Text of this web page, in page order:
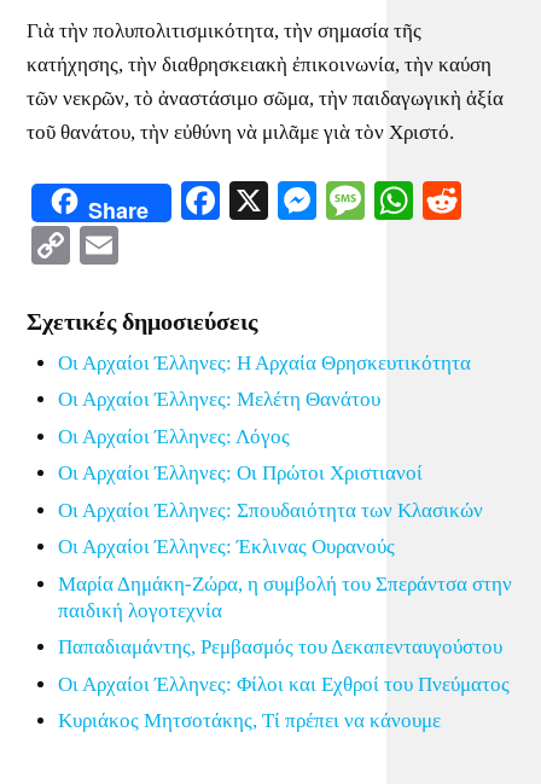
Γιὰ τὴν πολυπολιτισμικότητα, τὴν σημασία τῆς
κατήχησης, τὴν διαθρησκειακὴ ἐπικοινωνία, τὴν καύση
τῶν νεκρῶν, τὸ ἀναστάσιμο σῶμα, τὴν παιδαγωγικὴ ἀξία
τοῦ θανάτου, τὴν εὐθύνη νὰ μιλᾶμε γιὰ τὸν Χριστό.
Share Facebook
X Messenger
Message
Copy
Σχετικές δημοσιεύσεις
Οι Αρχαίοι Έλληνες: Η Αρχαία Θρησκευτικότητα
Οι Αρχαίοι Έλληνες: Μελέτη Θανάτου
Οι Αρχαίοι Έλληνες: Λόγος
Οι Αρχαίοι Έλληνες: Οι Πρώτοι Χριστιανοί
Οι Αρχαίοι Έλληνες: Σπουδαιότητα των Κλασικών
Οι Αρχαίοι Έλληνες: Έκλινας Ουρανούς
Μαρία Δημάκη-Ζώρα, η συμβολή του Σπεράντσα στην
παιδική λογοτεχνία
Παπαδιαμάντης, Ρεμβασμός του Δεκαπενταυγούστου
Οι Αρχαίοι Έλληνες: Φίλοι και Εχθροί του Πνεύματος
Κυριάκος Μητσοτάκης, Τί πρέπει να κάνουμε